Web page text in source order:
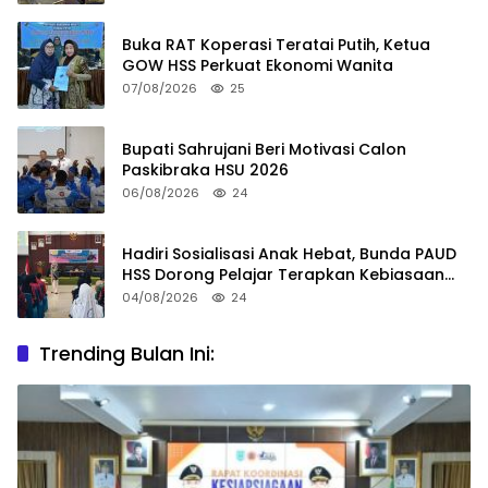
Buka RAT Koperasi Teratai Putih, Ketua
GOW HSS Perkuat Ekonomi Wanita
07/08/2026 25
Bupati Sahrujani Beri Motivasi Calon
Paskibraka HSU 2026
06/08/2026 24
Hadiri Sosialisasi Anak Hebat, Bunda PAUD
HSS Dorong Pelajar Terapkan Kebiasaan
Baik
04/08/2026 24
Trending Bulan Ini: